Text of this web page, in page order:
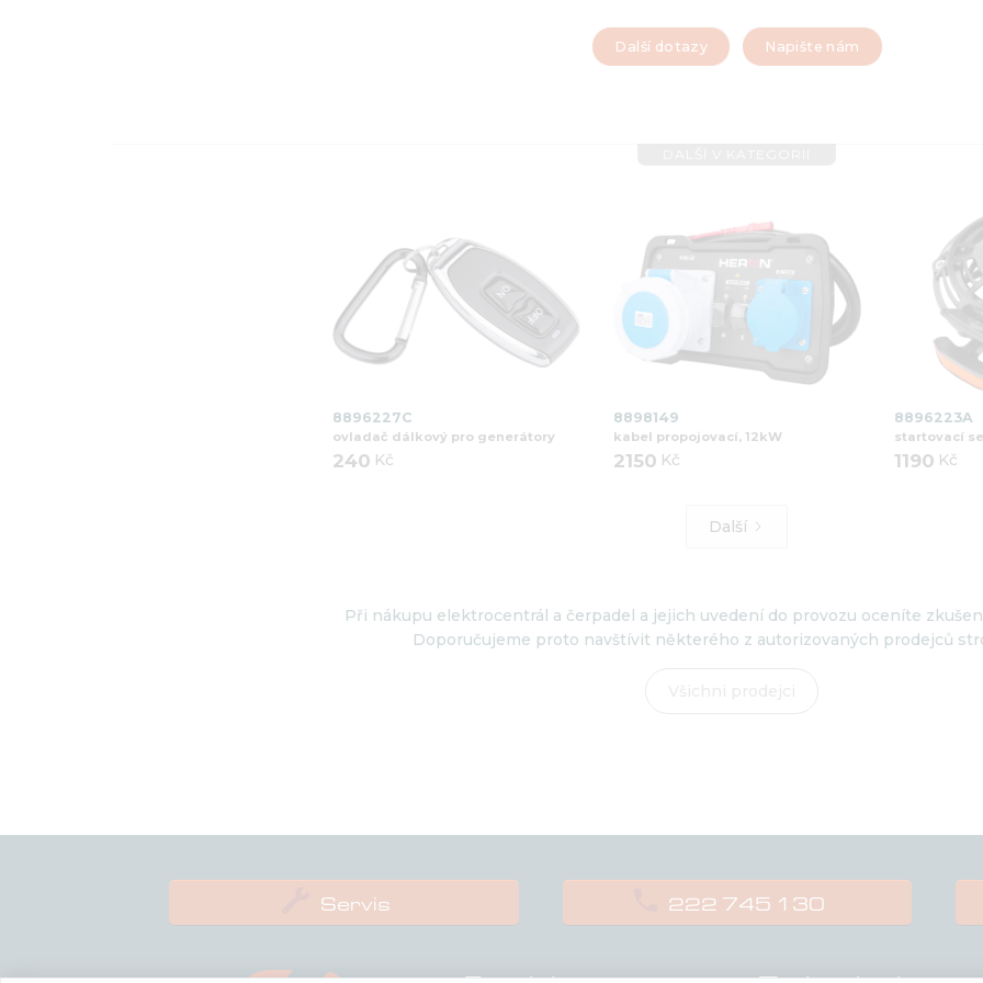
Další dotazy Napište nám
8896227C
ovladač dálkový pro generátory
240 Kč
8898149
kabel propojovací, 12kW
2150 Kč
8896223A
startovací
1190 Kč
Další
Při nákupu elektrocentrál a čerpadel a jejich uvedení do provozu oceníte
Doporučujeme proto navštívit některého z autorizovaných prodejců
Servis 222 745 130